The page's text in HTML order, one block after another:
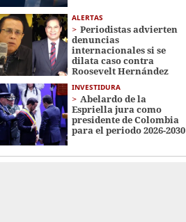
ALERTAS
Periodistas advierten
denuncias
internacionales si se
dilata caso contra
Roosevelt Hernández
INVESTIDURA
Abelardo de la
Espriella jura como
presidente de Colombia
para el periodo 2026-2030